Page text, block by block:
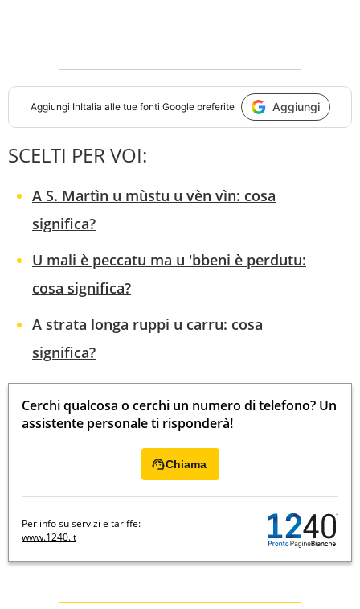
Aggiungi InItalia alle tue fonti Google preferite Aggiungi
SCELTI PER VOI:
A S. Martìn u mùstu u vèn vìn: cosa
significa?
U mali è peccatu ma u 'bbeni è perdutu:
cosa significa?
A strata longa ruppi u carru: cosa
significa?
Cerchi qualcosa o cerchi un numero di telefono? Un
assistente personale ti risponderà!
Chiama
Per info su servizi e tariffe:
www.1240.it